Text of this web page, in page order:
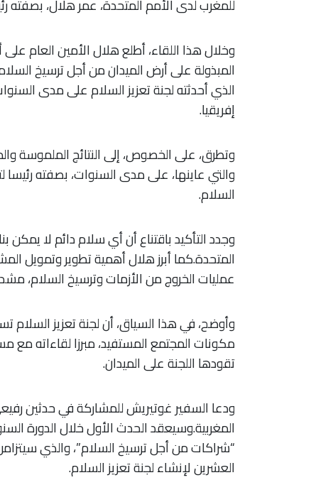
للمغرب لدى الأمم المتحدة، عمر هلال، بصفته
وخلال هذا اللقاء، أطلع هلال الأمين العام على
المبذولة على أرض الميدان من أجل ترسيخ
الذي أحدثته لجنة تعزيز السلام على مدى
إفريقيا.
وتطرق، على الخصوص، إلى النتائج الملموسة
والتي عاينها، على مدى السنوات، بصفته رئيسا
السلام.
وجدد التأكيد باقتناع أن أي سلام دائم لا يمكن
المتحدة.كما أبرز هلال أهمية تطوير وتمويل
عمليات الخروج من الأزمات وترسيخ السلام،
وأوضح، في هذا السياق، أن لجنة تعزيز
مكونات المجتمع المستفيد، مبرزا لقاءاته مع
تقودها اللجنة على الميدان.
ودعا السفير غوتيريش للمشاركة في حدثين
“شراكات من أجل ترسيخ السلام”، والذي
العشرين لإنشاء لجنة تعزيز السلام.